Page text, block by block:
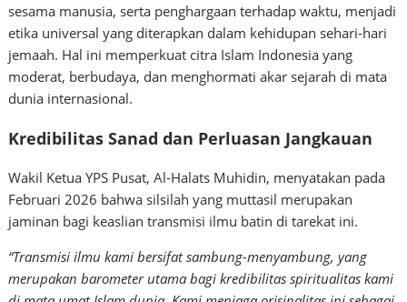
sesama manusia, serta penghargaan terhadap waktu, menjadi
etika universal yang diterapkan dalam kehidupan sehari-hari
jemaah. Hal ini memperkuat citra Islam Indonesia yang
moderat, berbudaya, dan menghormati akar sejarah di mata
dunia internasional.
Kredibilitas Sanad dan Perluasan Jangkauan
Wakil Ketua YPS Pusat, Al-Halats Muhidin, menyatakan pada
Februari 2026 bahwa silsilah yang muttasil merupakan
jaminan bagi keaslian transmisi ilmu batin di tarekat ini.
“Transmisi ilmu kami bersifat sambung-menyambung, yang
merupakan barometer utama bagi kredibilitas spiritualitas kami